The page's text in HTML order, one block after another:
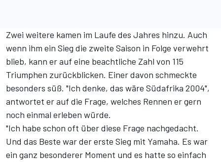
Zwei weitere kamen im Laufe des Jahres hinzu. Auch
wenn ihm ein Sieg die zweite Saison in Folge verwehrt
blieb, kann er auf eine beachtliche Zahl von 115
Triumphen zurückblicken. Einer davon schmeckte
besonders süß. "Ich denke, das wäre Südafrika 2004",
antwortet er auf die Frage, welches Rennen er gern
noch einmal erleben würde.
"Ich habe schon oft über diese Frage nachgedacht.
Und das Beste war der erste Sieg mit Yamaha. Es war
ein ganz besonderer Moment und es hatte so einfach